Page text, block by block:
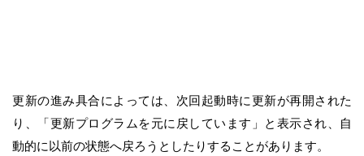
更新の進み具合によっては、次回起動時に更新が再開された
り、「更新プログラムを元に戻しています」と表示され、自
動的に以前の状態へ戻ろうとしたりすることがあります。